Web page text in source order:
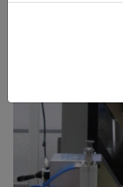
dem zu